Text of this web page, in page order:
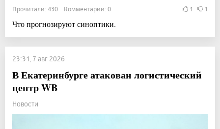
Прочитали: 430 Комментарии: 0 1 1
Что прогнозируют синоптики.
23:31, 7 авг 2026
В Екатеринбурге атакован логистический
центр WB
Новости